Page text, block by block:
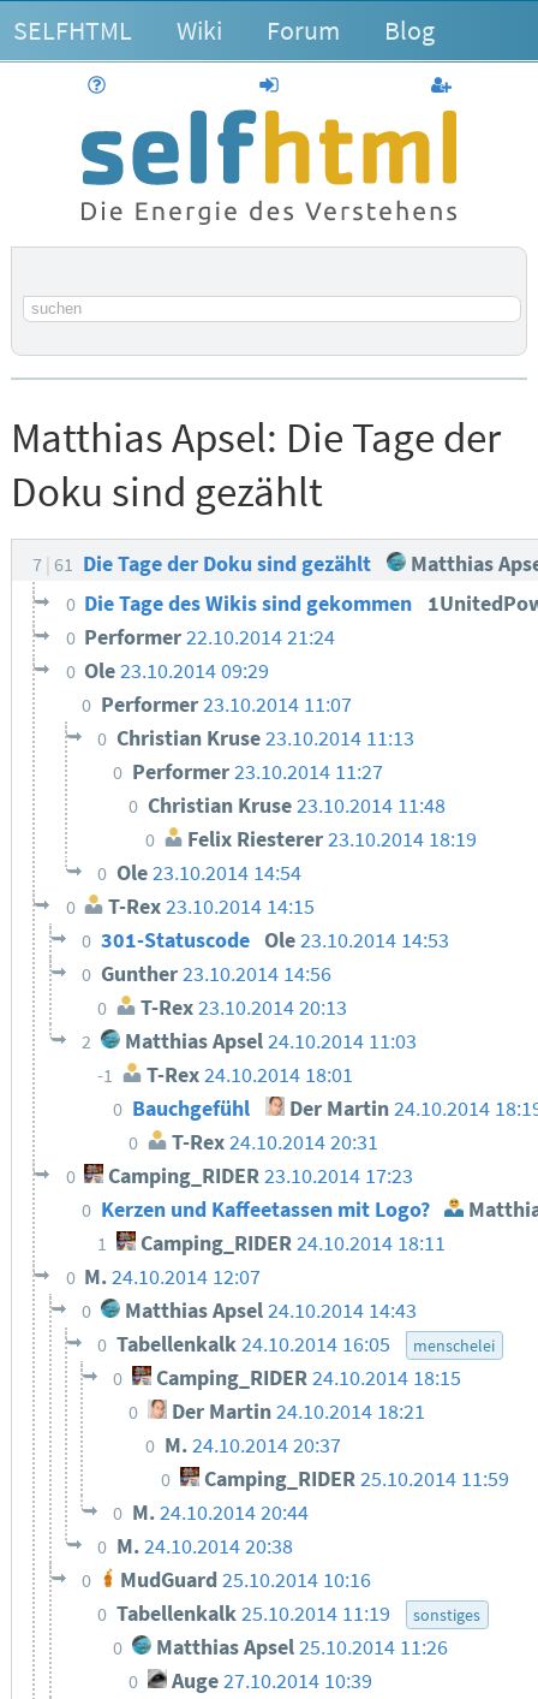
SELFHTML Wiki Forum Blog
anmelden
Suchbegriff
Matthias Apsel: Die Tage der
Doku sind gezählt
7 61 Die Tage der Doku sind gezählt Matthias
0 Die Tage des Wikis sind gekommen
0 Performer22.10.2014 21:24
0 Ole23.10.2014 09:29
0 Performer23.10.2014 11:07
0 Christian Kruse23.10.2014 11:13
0 Performer23.10.2014 11:27
0 Christian Kruse23.10.2014 11:48
0 Felix Riesterer23.10.2014 18:19
0 Ole23.10.2014 14:54
0 T-Rex23.10.2014 14:15
0 301-Statuscode Ole23.10.2014 14:53
0 Gunther23.10.2014 14:56
0 T-Rex23.10.2014 20:13
2 Matthias Apsel 24.10.2014 11:03
-1 T-Rex24.10.2014 18:01
0 Bauchgefühl Der Martin24.10.2014
0 T-Rex24.10.2014 20:31
0 Camping_RIDER23.10.2014 17:23
0 Kerzen und Kaffeetassen mit Logo?
1 Camping_RIDER24.10.2014 18:11
0 M.24.10.2014 12:07
0 Matthias Apsel 24.10.2014 14:43
0 Tabellenkalk24.10.2014 16:05 menschelei
0 Camping_RIDER24.10.2014 18:15
0 Der Martin24.10.2014 18:21
0 M.24.10.2014 20:37
0 Camping_RIDER 25.10.2014 11:59
0 M.24.10.2014 20:44
0 M.24.10.2014 20:38
0 MudGuard 25.10.2014 10:16
0 Tabellenkalk25.10.2014 11:19 sonstiges
0 Matthias Apsel25.10.2014 11:26
0 Auge27.10.2014 10:39